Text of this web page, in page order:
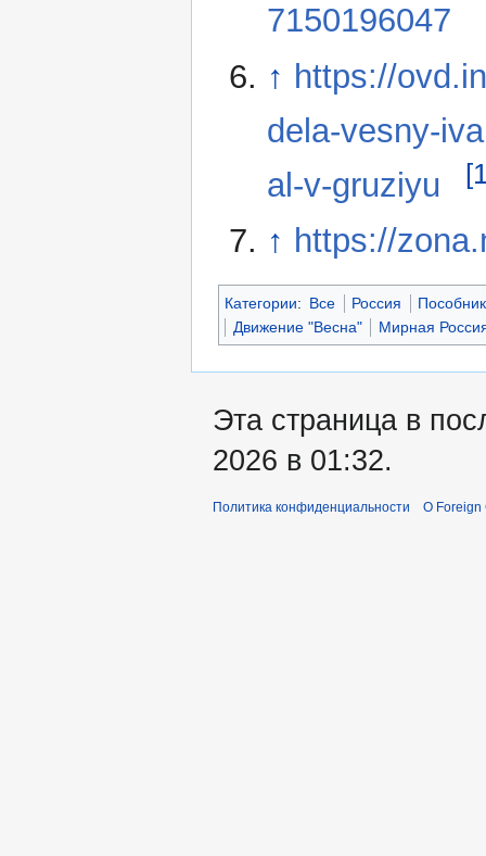
7150196047
↑ https://
dela-vesny-
al-v-gruziyu
↑ https://
Категории: Все Россия
Пособник
Движение "Весна"
Мирная
Эта страница в
2026 в 01:32.
Политика конфиденциальности О Foreign